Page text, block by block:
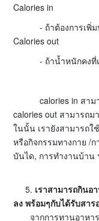
Calories in
- ถ้าต้องการเพิ่มน้ำ
Calories out
- ถ้าน้ำหนักคงที่แสด
calories in สามาร
calories out สามารถม
ในนั้น เรายังสามารถใ
หรือกิจกรรมทางกาย /
บันได, การทำงานบ้าน
5. เราสามารถกิน
ลง พร้อมๆกับได้รับสา
จากการทานอาหาร